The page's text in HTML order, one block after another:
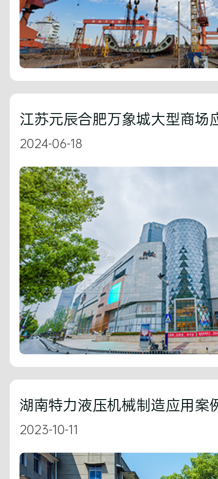
江苏元辰合肥万象城大型商场
2024-06-18
湖南特力液压机械制造应用案
2023-10-11